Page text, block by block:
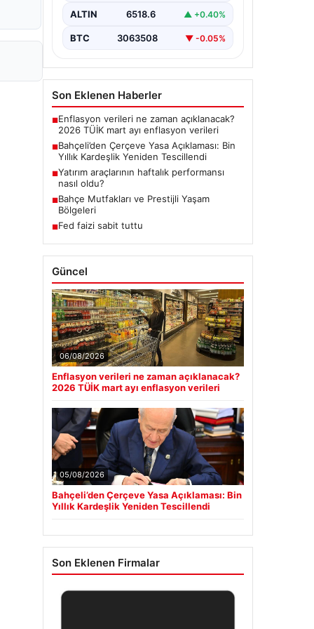
imzalanan…
ALTIN 6518.6 ▲ +0.40%
BTC 3063508 ▼ -0.05%
Son Eklenen Haberler
■Enflasyon verileri ne zaman açıklanacak?
2026 TÜİK mart ayı enflasyon verileri
■Bahçeli’den Çerçeve Yasa Açıklaması: Bin
Yıllık Kardeşlik Yeniden Tescillendi
■Yatırım araçlarının haftalık performansı
nasıl oldu?
■Bahçe Mutfakları ve Prestijli Yaşam
Bölgeleri
■Fed faizi sabit tuttu
Güncel
06/08/2026
Enflasyon verileri ne zaman açıklanacak?
2026 TÜİK mart ayı enflasyon verileri
05/08/2026
Bahçeli’den Çerçeve Yasa Açıklaması: Bin
Yıllık Kardeşlik Yeniden Tescillendi
Son Eklenen Firmalar